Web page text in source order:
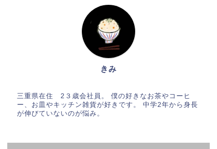
きみ
三重県在住 2３歳会社員。 僕の好きなお茶やコーヒ
ー、お皿やキッチン雑貨が好きです。 中学2年から身長
が伸びていないのが悩み。